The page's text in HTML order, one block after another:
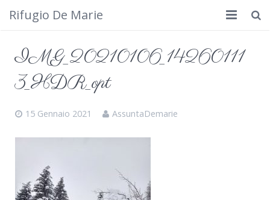
Rifugio De Marie
Dove siamo
Foto
IMG_20210106_14260111
3_HDR_opt
15 Gennaio 2021 AssuntaDemarie